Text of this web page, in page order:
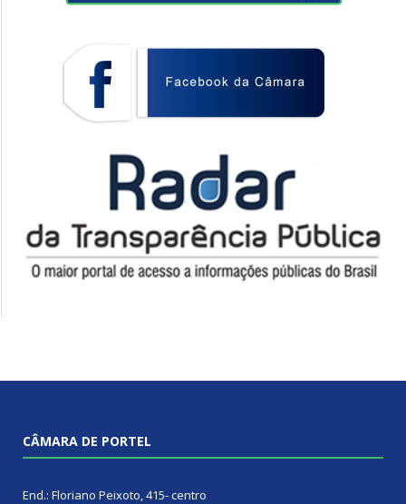
CÂMARA DE PORTEL
End.: Floriano Peixoto, 415- centro